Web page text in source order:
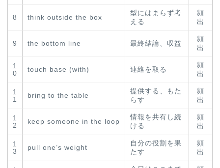
8 think outside the box
型にはまらず考
える
頻
出
9 the bottom line 最終結論、収益
頻
出
1
0
touch base (with) 連絡を取る
頻
出
1
1
bring to the table
提供する、もた
らす
頻
出
1
2
keep someone in the loop
情報を共有し続
ける
頻
出
1
3
pull one’s weight
自分の役割を果
たす
頻
出